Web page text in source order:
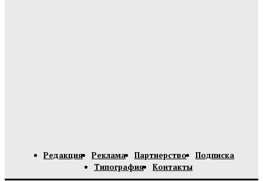
Редакция Реклама Партнерство
Подписка
Типография
Контакты